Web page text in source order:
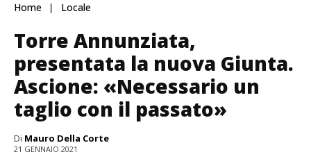
Home Locale
Torre Annunziata,
presentata la nuova Giunta.
Ascione: «Necessario un
taglio con il passato»
Di Mauro Della Corte
21 GENNAIO 2021